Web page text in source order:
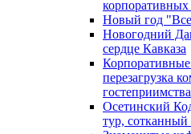
Новый год
Новогодний
сердце Кавказа
перезагрузка
гостеприимства
Осетинский
тур, сотканный